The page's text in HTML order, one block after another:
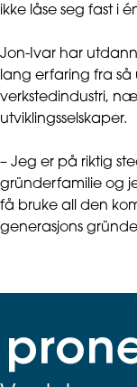
ikke låse seg fast i
Jon-Ivar har
lang erfaring fra så
verkstedindustri,
utviklingsselskaper.
– Jeg er på riktig
gründerfamilie og
få bruke all den
generasjons